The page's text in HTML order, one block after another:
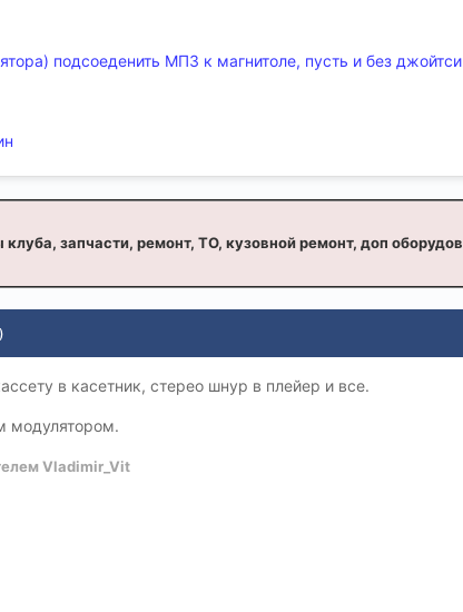
подсоеденить МП3 к магнитоле, пусть и без
клуба, запчасти, ремонт, ТО, кузовной ремонт, доп
в касетник, стерео шнур в плейер и все.
модулятором.
Vladimir_Vit